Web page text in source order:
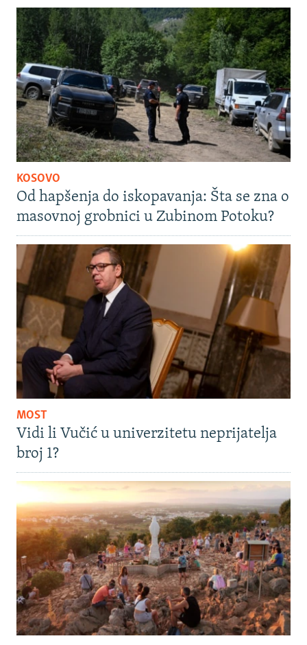
KOSOVO
Od hapšenja do iskopavanja: Šta se zna o
masovnoj grobnici u Zubinom Potoku?
MOST
Vidi li Vučić u univerzitetu neprijatelja
broj 1?